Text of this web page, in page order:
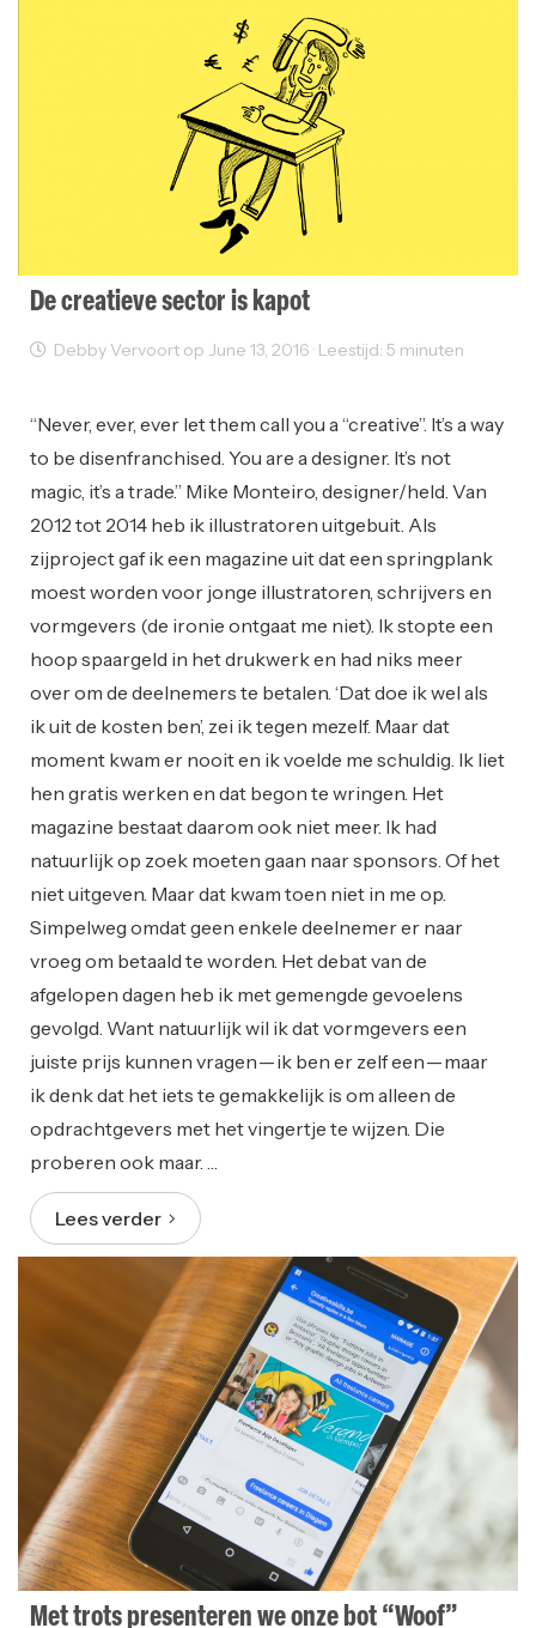
De creatieve sector is kapot
Debby Vervoort op June 13, 2016 · Leestijd: 5 minuten
“Never, ever, ever let them call you a “creative”. It’s a way
to be disenfranchised. You are a designer. It’s not
magic, it’s a trade.” Mike Monteiro, designer/held. Van
2012 tot 2014 heb ik illustratoren uitgebuit. Als
zijproject gaf ik een magazine uit dat een springplank
moest worden voor jonge illustratoren, schrijvers en
vormgevers (de ironie ontgaat me niet). Ik stopte een
hoop spaargeld in het drukwerk en had niks meer
over om de deelnemers te betalen. ‘Dat doe ik wel als
ik uit de kosten ben’, zei ik tegen mezelf. Maar dat
moment kwam er nooit en ik voelde me schuldig. Ik liet
hen gratis werken en dat begon te wringen. Het
magazine bestaat daarom ook niet meer. Ik had
natuurlijk op zoek moeten gaan naar sponsors. Of het
niet uitgeven. Maar dat kwam toen niet in me op.
Simpelweg omdat geen enkele deelnemer er naar
vroeg om betaald te worden. Het debat van de
afgelopen dagen heb ik met gemengde gevoelens
gevolgd. Want natuurlijk wil ik dat vormgevers een
juiste prijs kunnen vragen — ik ben er zelf een — maar
ik denk dat het iets te gemakkelijk is om alleen de
opdrachtgevers met het vingertje te wijzen. Die
proberen ook maar. …
Lees verder
Met trots presenteren we onze bot “Woof”